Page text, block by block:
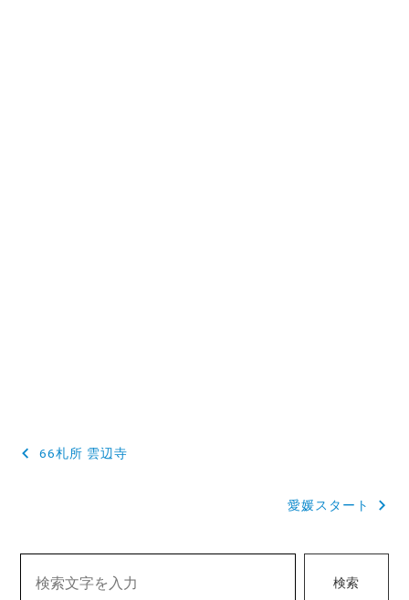
投
ゲ
66札所 雲辺寺
愛媛スタート
検索